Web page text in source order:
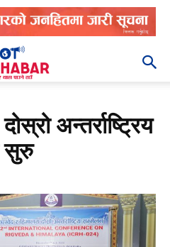
अन्तर्राष्ट्रिय
सुरु